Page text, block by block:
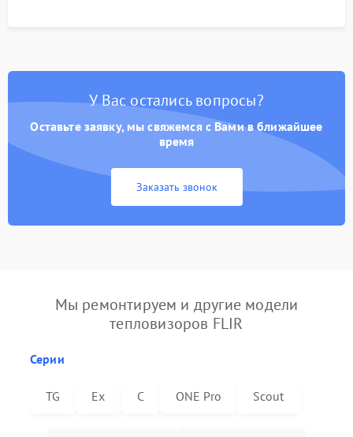
У Вас остались вопросы?
Оставьте заявку, мы свяжемся с Вами в ближайшее
время
Заказать звонок
Мы ремонтируем и другие модели
тепловизоров FLIR
Серии
TG Ex C ONE Pro Scout